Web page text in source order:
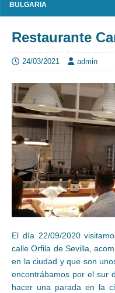
BULGARIA
Restaurante
24/03/2021 admin
El día 22/09/2020
calle Orfila de Sevilla,
en la ciudad y que son
encontrábamos por el sur
hacer una parada en la